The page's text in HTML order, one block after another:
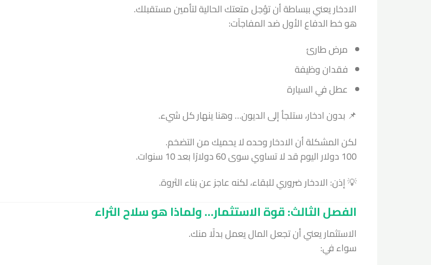
الادخار يعني ببساطة أن تؤجل متعتك الحالية لتأمين مستقبلك.
هو خط الدفاع الأول ضد المفاجآت:
مرض طارئ
فقدان وظيفة
عطل في السيارة
📌 بدون ادخار، ستلجأ إلى الديون… وهنا ينهار كل شيء.
لكن المشكلة أن الادخار وحده لا يحميك من التضخم.
100 دولار اليوم قد لا تساوي سوى 60 دولارًا بعد 10 سنوات.
💡 إذن: الادخار ضروري للبقاء، لكنه عاجز عن بناء الثروة.
الفصل الثالث: قوة الاستثمار… ولماذا هو سلاح الثراء
الاستثمار يعني أن تجعل المال يعمل بدلًا منك.
سواء في: